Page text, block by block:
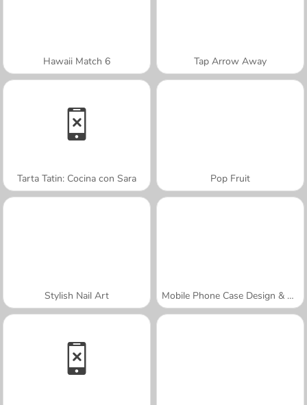
Hawaii Match 6 Tap Arrow Away
Tarta Tatin: Cocina con Sara Pop Fruit
Stylish Nail Art Mobile Phone Case Design & DIY